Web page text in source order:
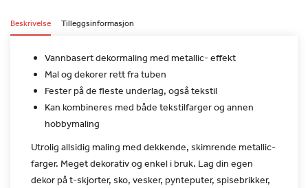
Beskrivelse Tilleggsinformasjon
Vannbasert dekormaling med metallic- effekt
Mal og dekorer rett fra tuben
Fester på de fleste underlag, også tekstil
Kan kombineres med både tekstilfarger og annen
hobbymaling
Utrolig allsidig maling med dekkende, skimrende metallic-
farger. Meget dekorativ og enkel i bruk. Lag din egen
dekor på t-skjorter, sko, vesker, pynteputer, spisebrikker,